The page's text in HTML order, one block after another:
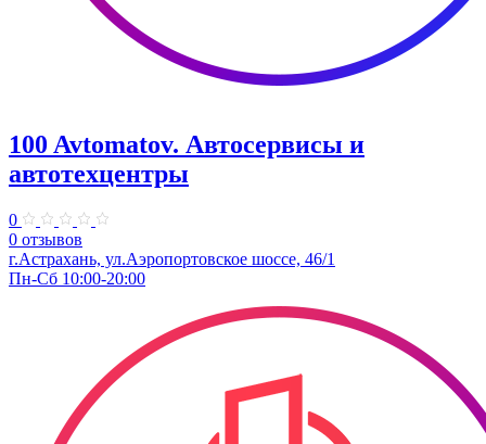
100 Avtomatov. Автосервисы и
автотехцентры
0
0 отзывов
г.Астрахань, ул.Аэропортовское шоссе, 46/1
Пн-Сб 10:00-20:00